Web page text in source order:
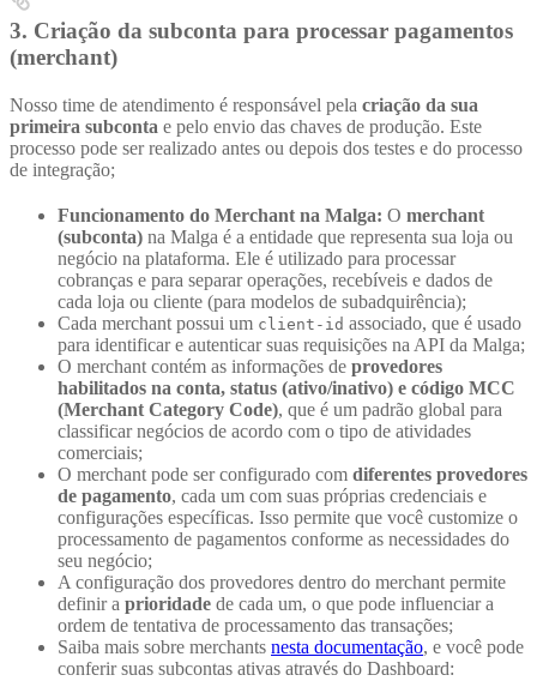
3. Criação da subconta para processar pagamentos
(merchant)
Nosso time de atendimento é responsável pela criação da sua
primeira subconta e pelo envio das chaves de produção. Este
processo pode ser realizado antes ou depois dos testes e do processo
de integração;
Funcionamento do Merchant na Malga: O merchant
(subconta) na Malga é a entidade que representa sua loja ou
negócio na plataforma. Ele é utilizado para processar
cobranças e para separar operações, recebíveis e dados de
cada loja ou cliente (para modelos de subadquirência);
Cada merchant possui um client-id associado, que é usado
para identificar e autenticar suas requisições na API da Malga;
O merchant contém as informações de provedores
habilitados na conta, status (ativo/inativo) e código MCC
(Merchant Category Code), que é um padrão global para
classificar negócios de acordo com o tipo de atividades
comerciais;
O merchant pode ser configurado com diferentes provedores
de pagamento, cada um com suas próprias credenciais e
configurações específicas. Isso permite que você customize o
processamento de pagamentos conforme as necessidades do
seu negócio;
A configuração dos provedores dentro do merchant permite
definir a prioridade de cada um, o que pode influenciar a
ordem de tentativa de processamento das transações;
Saiba mais sobre merchants nesta documentação, e você pode
conferir suas subcontas ativas através do Dashboard: